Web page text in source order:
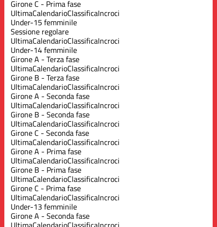
Girone C - Prima fase
UltimaCalendarioClassificaIncroci
Under-15 femminile
Sessione regolare
UltimaCalendarioClassificaIncroci
Under-14 femminile
Girone A - Terza fase
UltimaCalendarioClassificaIncroci
Girone B - Terza fase
UltimaCalendarioClassificaIncroci
Girone A - Seconda fase
UltimaCalendarioClassificaIncroci
Girone B - Seconda fase
UltimaCalendarioClassificaIncroci
Girone C - Seconda fase
UltimaCalendarioClassificaIncroci
Girone A - Prima fase
UltimaCalendarioClassificaIncroci
Girone B - Prima fase
UltimaCalendarioClassificaIncroci
Girone C - Prima fase
UltimaCalendarioClassificaIncroci
Under-13 femminile
Girone A - Seconda fase